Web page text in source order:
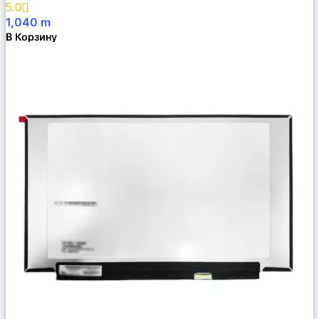
5.0
1,040 m
В Корзину